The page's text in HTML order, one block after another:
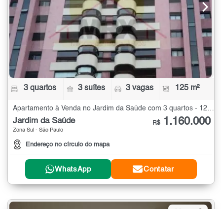
3 quartos 3 suítes 3 vagas 125 m²
Apartamento à Venda no Jardim da Saúde com 3 quartos - 125 m²
Jardim da Saúde
Zona Sul - São Paulo
Endereço no círculo do mapa
R$ 1.160.000
WhatsApp Contatar